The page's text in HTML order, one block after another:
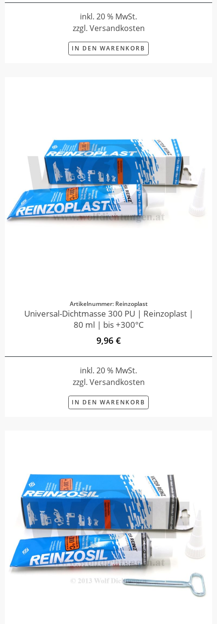
inkl. 20 % MwSt.
zzgl. Versandkosten
IN DEN WARENKORB
Artikelnummer: Reinzoplast
Universal-Dichtmasse 300 PU | Reinzoplast |
80 ml | bis +300°C
9,96 €
inkl. 20 % MwSt.
zzgl. Versandkosten
IN DEN WARENKORB